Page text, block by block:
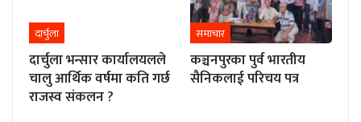
दार्चुला
दार्चुला भन्सार कार्यालयलले
चालु आर्थिक वर्षमा कति गर्छ
राजस्व संकलन ?
समाचार
कञ्चनपुरका पुर्व भारतीय
सैनिकलाई परिचय पत्र